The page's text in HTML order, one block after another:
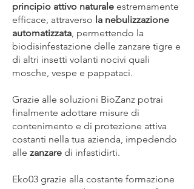
principio attivo naturale estremamente
efficace, attraverso la nebulizzazione
automatizzata, permettendo la
biodisinfestazione delle zanzare tigre e
di altri insetti volanti nocivi quali
mosche, vespe e pappataci.
Grazie alle soluzioni BioZanz potrai
finalmente adottare misure di
contenimento e di protezione attiva
costanti nella tua azienda, impedendo
alle zanzare di infastidirti.
Eko03 grazie alla costante formazione